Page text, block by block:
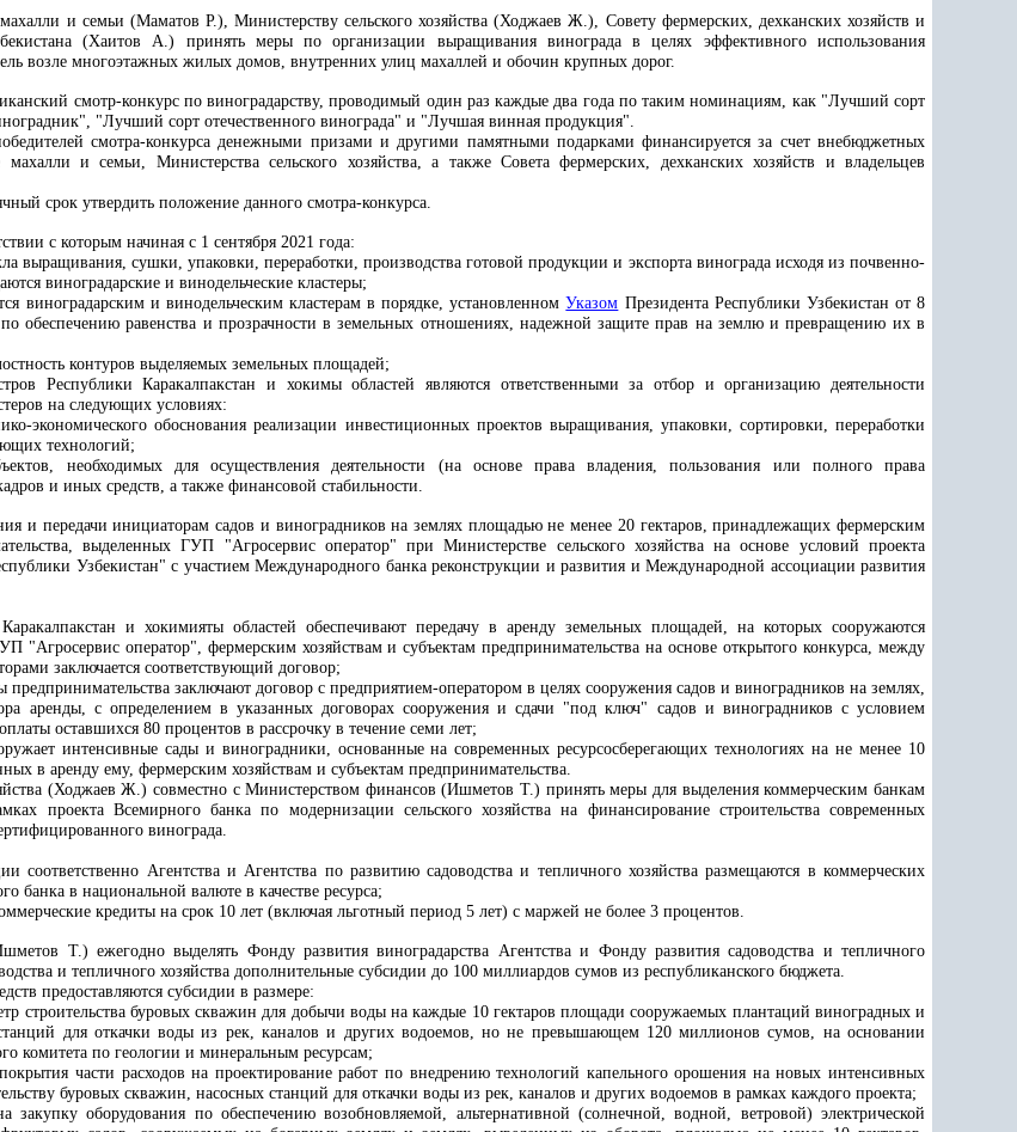
и семьи (Маматов Р.), Министерству сельского хозяйства (Ходжаев Ж.), Совету фермерских, дехканских хозяйств и
(Хаитов А.) принять меры по организации выращивания винограда в целях эффективного использования
возле многоэтажных жилых домов, внутренних улиц махаллей и обочин крупных дорог.
смотр-конкурс по виноградарству, проводимый один раз каждые два года по таким номинациям, как "Лучший сорт
"Лучший сорт отечественного винограда" и "Лучшая винная продукция".
смотра-конкурса денежными призами и другими памятными подарками финансируется за счет внебюджетных
и семьи, Министерства сельского хозяйства, а также Совета фермерских, дехканских хозяйств и владельцев
срок утвердить положение данного смотра-конкурса.
с которым начиная с 1 сентября 2021 года:
выращивания, сушки, упаковки, переработки, производства готовой продукции и экспорта винограда исходя из почвенно-
виноградарские и винодельческие кластеры;
виноградарским и винодельческим кластерам в порядке, установленномУказом Президента Республики Узбекистан от 8
обеспечению равенства и прозрачности в земельных отношениях, надежной защите прав на землю и превращению их в
контуров выделяемых земельных площадей;
Республики Каракалпакстан и хокимы областей являются ответственными за отбор и организацию деятельности
на следующих условиях:
экономического обоснования реализации инвестиционных проектов выращивания, упаковки, сортировки, переработки
технологий;
необходимых для осуществления деятельности (на основе права владения, пользования или полного права
и иных средств, а также финансовой стабильности.
и передачи инициаторам садов и виноградников на землях площадью не менее 20 гектаров, принадлежащих фермерским
выделенных ГУП "Агросервис оператор" при Министерстве сельского хозяйства на основе условий проекта
Узбекистан" с участием Международного банка реконструкции и развития и Международной ассоциации развития
и хокимияты областей обеспечивают передачу в аренду земельных площадей, на которых сооружаются
"Агросервис оператор", фермерским хозяйствам и субъектам предпринимательства на основе открытого конкурса, между
заключается соответствующий договор;
предпринимательства заключают договор с предприятием-оператором в целях сооружения садов и виноградников на землях,
аренды, с определением в указанных договорах сооружения и сдачи "под ключ" садов и виноградников с условием
оставшихся 80 процентов в рассрочку в течение семи лет;
интенсивные сады и виноградники, основанные на современных ресурсосберегающих технологиях на не менее 10
в аренду ему, фермерским хозяйствам и субъектам предпринимательства.
(Ходжаев Ж.) совместно с Министерством финансов (Ишметов Т.) принять меры для выделения коммерческим банкам
проекта Всемирного банка по модернизации сельского хозяйства на финансирование строительства современных
винограда.
соответственно Агентства и Агентства по развитию садоводства и тепличного хозяйства размещаются в коммерческих
банка в национальной валюте в качестве ресурса;
кредиты на срок 10 лет (включая льготный период 5 лет) с маржей не более 3 процентов.
Т.) ежегодно выделять Фонду развития виноградарства Агентства и Фонду развития садоводства и тепличного
и тепличного хозяйства дополнительные субсидии до 100 миллиардов сумов из республиканского бюджета.
предоставляются субсидии в размере:
строительства буровых скважин для добычи воды на каждые 10 гектаров площади сооружаемых плантаций виноградных и
для откачки воды из рек, каналов и других водоемов, но не превышающем 120 миллионов сумов, на основании
комитета по геологии и минеральным ресурсам;
части расходов на проектирование работ по внедрению технологий капельного орошения на новых интенсивных
буровых скважин, насосных станций для откачки воды из рек, каналов и других водоемов в рамках каждого проекта;
оборудования по обеспечению возобновляемой, альтернативной (солнечной, водной, ветровой) электрической